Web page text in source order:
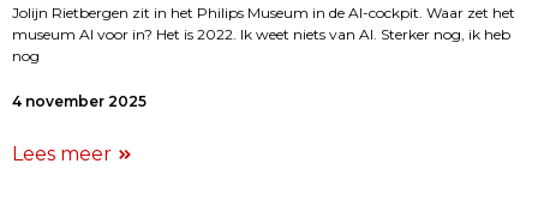
Jolijn Rietbergen zit in het Philips Museum in de AI-cockpit. Waar zet het
museum AI voor in? Het is 2022. Ik weet niets van AI. Sterker nog, ik heb
nog
4 november 2025
Lees meer